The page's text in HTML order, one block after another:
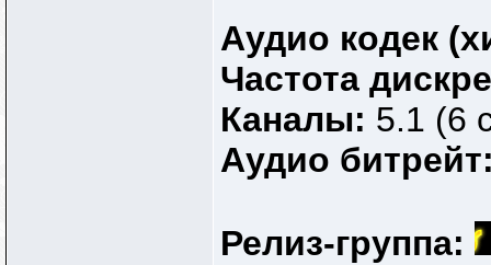
Аудио кодек
Частота
Каналы: 5.1 (6
Аудио
Релиз-группа: